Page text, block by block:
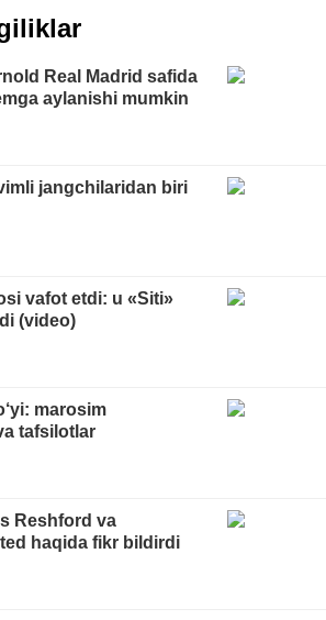
Real Madrid safida
aylanishi mumkin
jangchilaridan biri
vafot etdi: u «Siti»
(video)
marosim
tafsilotlar
Reshford va
haqida fikr bildirdi